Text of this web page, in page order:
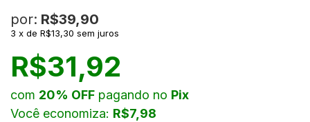
por: R$39,90
3 x de R$13,30 sem juros
R$31,92
com 20% OFF pagando no Pix
Você economiza: R$7,98